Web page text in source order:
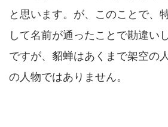
と思います。が、このことで、
して名前が通ったことで勘違い
ですが、貂蝉はあくまで架空の
の人物ではありません。